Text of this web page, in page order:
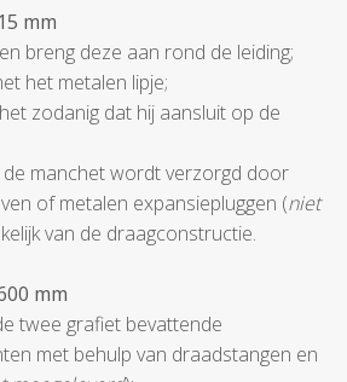
mm
breng deze aan rond de leiding;
het metalen lipje;
zodanig dat hij aansluit op de
de manchet wordt verzorgd door
of metalen expansiepluggen (niet
van de draagconstructie.
mm
twee grafiet bevattende
met behulp van draadstangen en